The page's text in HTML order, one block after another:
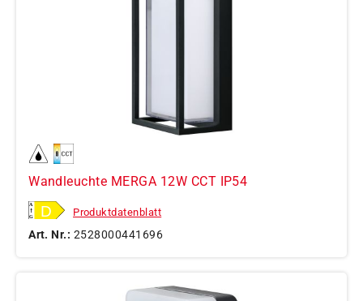
Wandleuchte MERGA 12W CCT IP54
Produktdatenblatt
Art. Nr.: 2528000441696